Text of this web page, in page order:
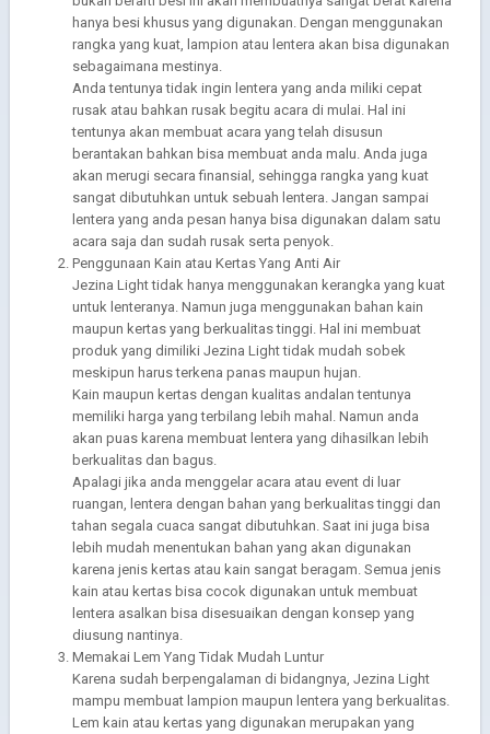
hanya besi khusus yang digunakan. Dengan menggunakan
rangka yang kuat, lampion atau lentera akan bisa digunakan
sebagaimana mestinya.
Anda tentunya tidak ingin lentera yang anda miliki cepat
rusak atau bahkan rusak begitu acara di mulai. Hal ini
tentunya akan membuat acara yang telah disusun
berantakan bahkan bisa membuat anda malu. Anda juga
akan merugi secara finansial, sehingga rangka yang kuat
sangat dibutuhkan untuk sebuah lentera. Jangan sampai
lentera yang anda pesan hanya bisa digunakan dalam satu
acara saja dan sudah rusak serta penyok.
Penggunaan Kain atau Kertas Yang Anti Air
Jezina Light tidak hanya menggunakan kerangka yang kuat
untuk lenteranya. Namun juga menggunakan bahan kain
maupun kertas yang berkualitas tinggi. Hal ini membuat
produk yang dimiliki Jezina Light tidak mudah sobek
meskipun harus terkena panas maupun hujan.
Kain maupun kertas dengan kualitas andalan tentunya
memiliki harga yang terbilang lebih mahal. Namun anda
akan puas karena membuat lentera yang dihasilkan lebih
berkualitas dan bagus.
Apalagi jika anda menggelar acara atau event di luar
ruangan, lentera dengan bahan yang berkualitas tinggi dan
tahan segala cuaca sangat dibutuhkan. Saat ini juga bisa
lebih mudah menentukan bahan yang akan digunakan
karena jenis kertas atau kain sangat beragam. Semua jenis
kain atau kertas bisa cocok digunakan untuk membuat
lentera asalkan bisa disesuaikan dengan konsep yang
diusung nantinya.
Memakai Lem Yang Tidak Mudah Luntur
Karena sudah berpengalaman di bidangnya, Jezina Light
mampu membuat lampion maupun lentera yang berkualitas.
Lem kain atau kertas yang digunakan merupakan yang